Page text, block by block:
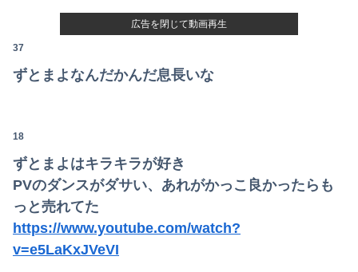
37
ずとまよなんだかんだ息長いな
18
ずとまよはキラキラが好き
PVのダンスがダサい、あれがかっこ良かったらも
っと売れてた
https://www.youtube.com/watch?
v=e5LaKxJVeVI
広告を閉じて動画再生